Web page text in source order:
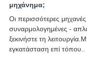
μηχάνημα;
Οι περισσότερες
συναρμολογημένες -
ξεκινήστε τη
εγκατάσταση επί τόπου..